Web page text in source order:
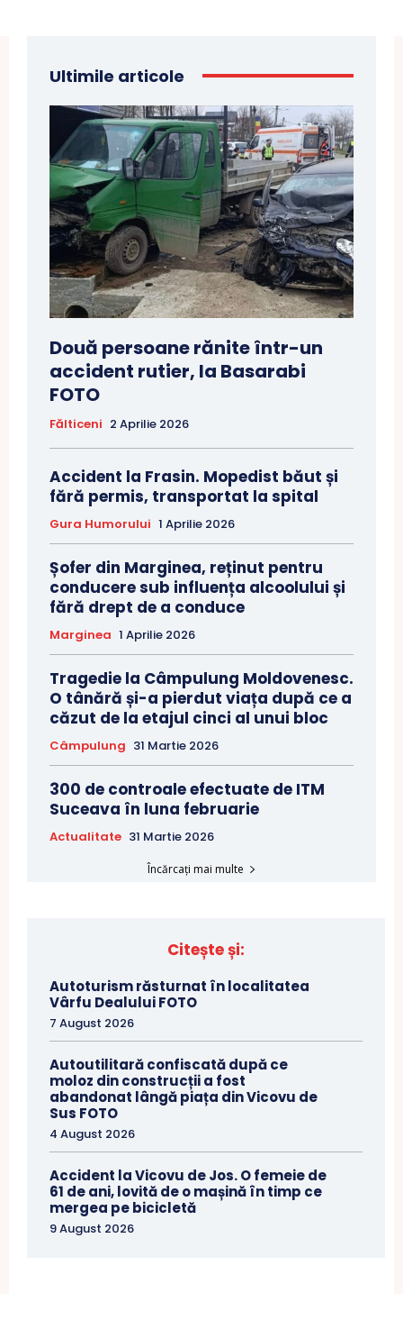
Ultimile articole
Două persoane rănite într-un
accident rutier, la Basarabi
FOTO
Fălticeni 2 Aprilie 2026
Accident la Frasin. Mopedist băut și
fără permis, transportat la spital
Gura Humorului 1 Aprilie 2026
Șofer din Marginea, reținut pentru
conducere sub influența alcoolului și
fără drept de a conduce
Marginea 1 Aprilie 2026
Tragedie la Câmpulung Moldovenesc.
O tânără și-a pierdut viața după ce a
căzut de la etajul cinci al unui bloc
Câmpulung 31 Martie 2026
300 de controale efectuate de ITM
Suceava în luna februarie
Actualitate 31 Martie 2026
Încărcați mai multe
Citește și:
Autoturism răsturnat în localitatea
Vârfu Dealului FOTO
7 August 2026
Autoutilitară confiscată după ce
moloz din construcții a fost
abandonat lângă piața din Vicovu de
Sus FOTO
4 August 2026
Accident la Vicovu de Jos. O femeie de
61 de ani, lovită de o mașină în timp ce
mergea pe bicicletă
9 August 2026